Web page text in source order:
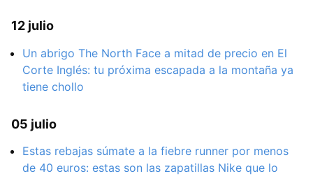
12 julio
Un abrigo The North Face a mitad de precio en El
Corte Inglés: tu próxima escapada a la montaña ya
tiene chollo
05 julio
Estas rebajas súmate a la fiebre runner por menos
de 40 euros: estas son las zapatillas Nike que lo